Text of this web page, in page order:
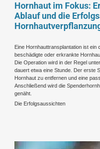
Hornhaut im Fokus:
Ablauf und die
Eine Hornhauttransplantation ist
beschädigte oder erkrankte
Die Operation wird in der Regel
dauert etwa eine Stunde. Der erste
Hornhaut zu entfernen und eine
Anschließend wird die
genäht.
Die Erfolgsaussichten